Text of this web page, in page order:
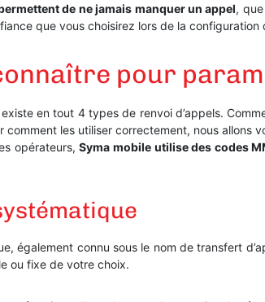
de ne jamais manquer un appel,
que vous choisirez lors de la
pour
en tout 4 types de renvoi d’appels.
comment les utiliser correctement, nous
opérateurs,Syma mobile utilise des codes
également connu sous le nom de transfert
ou fixe de votre choix.